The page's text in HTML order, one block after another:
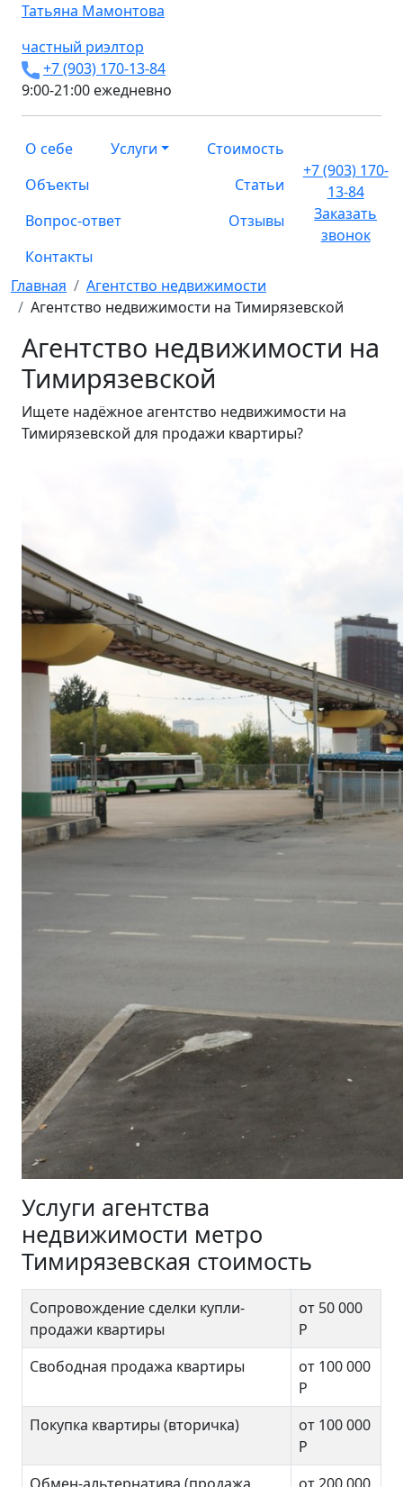
Татьяна Мамонтова
частный риэлтор
+7 (903) 170-13-84
9:00-21:00 ежедневно
О себе Услуги
Стоимость
Объекты
Статьи
Вопрос-ответ
Отзывы
Контакты
+7 (903) 170-
13-84
Заказать
звонок
Главная
Агентство недвижимости
Агентство недвижимости на Тимирязевской
Агентство недвижимости на
Тимирязевской
Ищете надёжное агентство недвижимости на
Тимирязевской для продажи квартиры?
Услуги агентства
недвижимости метро
Тимирязевская стоимость
Сопровождение сделки купли-
продажи квартиры
от 50 000
Р
Свободная продажа квартиры
от 100 000
Р
Покупка квартиры (вторичка)
от 100 000
Р